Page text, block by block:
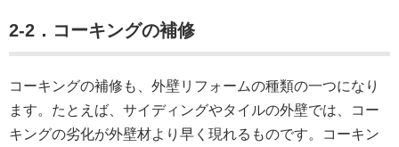
2-2．コーキングの補修
コーキングの補修も、外壁リフォームの種類の一つになり
ます。たとえば、サイディングやタイルの外壁では、コー
キングの劣化が外壁材より早く現れるものです。コーキン